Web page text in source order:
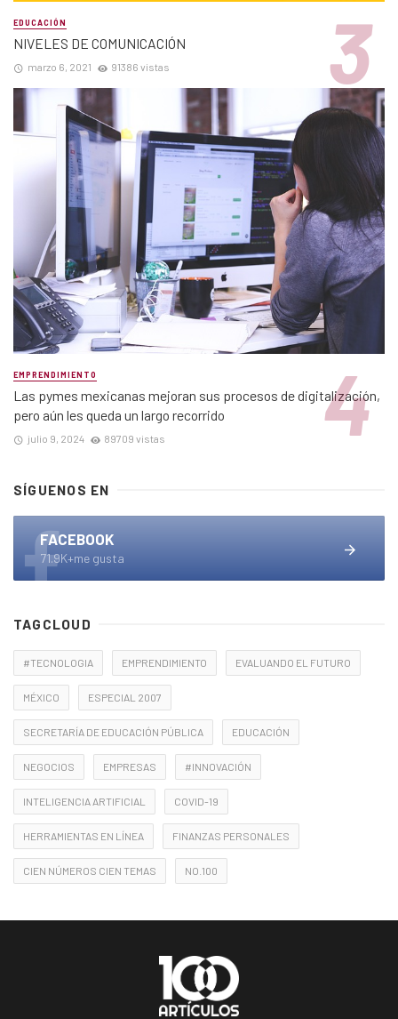
EDUCACIÓN
NIVELES DE COMUNICACIÓN
marzo 6, 2021 91386 vistas
EMPRENDIMIENTO
Las pymes mexicanas mejoran sus procesos de digitalización,
pero aún les queda un largo recorrido
julio 9, 2024 89709 vistas
SÍGUENOS EN
FACEBOOK
71.9K+me gusta
TAGCLOUD
#TECNOLOGIA EMPRENDIMIENTO EVALUANDO EL FUTURO
MÉXICO ESPECIAL 2007
SECRETARÍA DE EDUCACIÓN PÚBLICA EDUCACIÓN
NEGOCIOS EMPRESAS #INNOVACIÓN
INTELIGENCIA ARTIFICIAL COVID-19
HERRAMIENTAS EN LÍNEA FINANZAS PERSONALES
CIEN NÚMEROS CIEN TEMAS NO.100